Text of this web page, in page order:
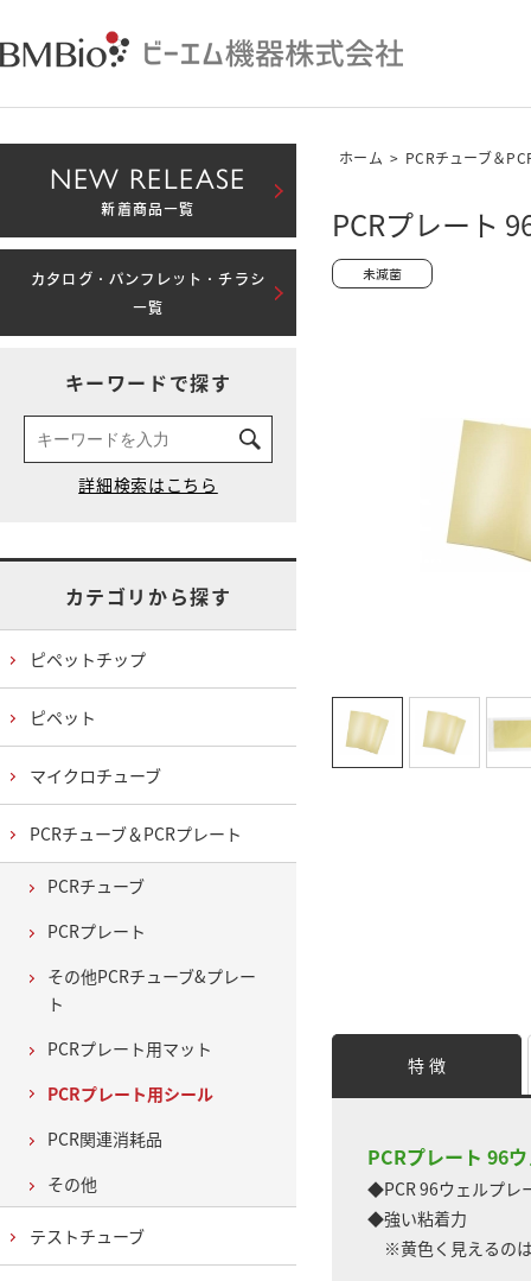
ホーム > PCRチューブ＆
PCRプレート
特 徴
PCRプレート 96
◆PCR 96ウェルプレ
◆強い粘着力
※黄色く見えるの
NEW RELEASE
新着商品一覧
カタログ・パンフレット・チラシ
一覧
キーワードで探す
カテゴリから探す
ピペットチップ
ピペット
マイクロチューブ
PCRチューブ＆PCRプレート
PCRチューブ
PCRプレート
その他PCRチューブ&プレー
ト
PCRプレート用マット
PCRプレート用シール
PCR関連消耗品
その他
テストチューブ